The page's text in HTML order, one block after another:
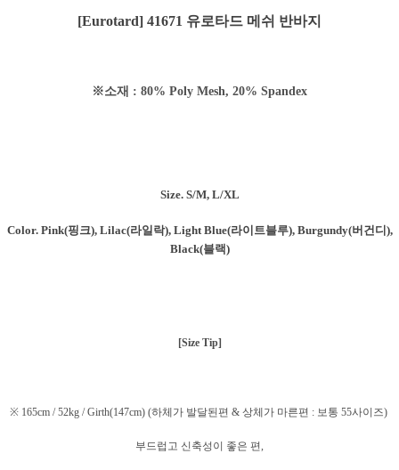
[Eurotard] 41671 유로타드 메쉬 반바지
※소재 : 80% Poly Mesh, 20% Spandex
Size. S/M, L/XL
Color. Pink(핑크), Lilac(라일락), Light Blue(라이트블루), Burgundy(버건디),
Black(블랙)
[Size Tip]
※ 165cm / 52kg / Girth(147cm) (하체가 발달된편 & 상체가 마른편 : 보통 55사이즈)
부드럽고 신축성이 좋은 편,